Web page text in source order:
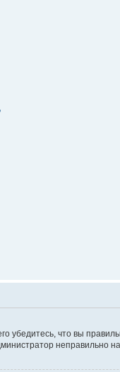
убедитесь, что вы
неправильно